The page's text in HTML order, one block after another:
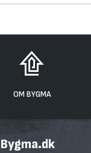
OM BYGMA
Bygma.dk